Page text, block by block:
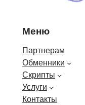
Меню
Партнерам
Обменники
Скрипты
Услуги
Контакты